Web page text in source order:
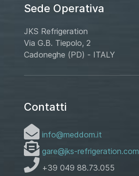
Sede Operativa
JKS Refrigeration
Via G.B. Tiepolo, 2
Cadoneghe (PD) - ITALY
Contatti
info@meddom.it
gare@jks-refrigeration.com
+39 049 88.73.055